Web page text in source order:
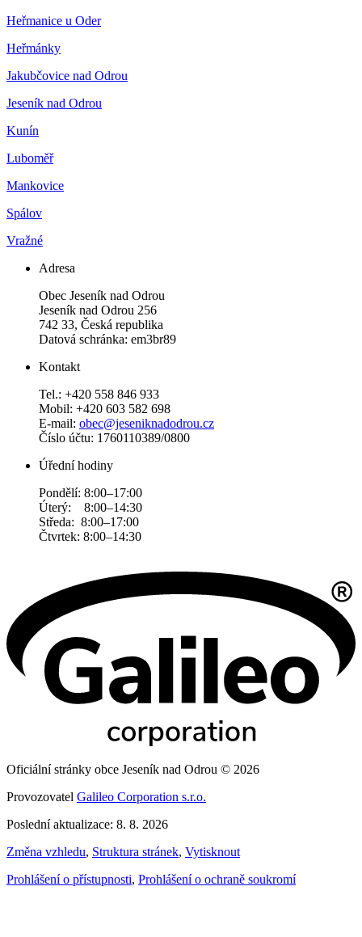
Heřmanice u Oder
Heřmánky
Jakubčovice nad Odrou
Jeseník nad Odrou
Kunín
Luboměř
Mankovice
Spálov
Vražné
Adresa
Obec Jeseník nad Odrou
Jeseník nad Odrou 256
742 33, Česká republika
Datová schránka: em3br89
Kontakt
Tel.: +420 558 846 933
Mobil: +420 603 582 698
E-mail: obec@jeseniknadodrou.cz
Číslo účtu: 1760110389/0800
Úřední hodiny
Pondělí: 8:00–17:00
Úterý: 8:00–14:30
Středa: 8:00–17:00
Čtvrtek: 8:00–14:30
Oficiální stránky obce Jeseník nad Odrou © 2026
Provozovatel Galileo Corporation s.r.o.
Poslední aktualizace: 8. 8. 2026
Změna vzhledu, Struktura stránek, Vytisknout
Prohlášení o přístupnosti, Prohlášení o ochraně soukromí